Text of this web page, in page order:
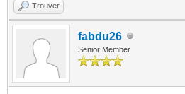
Trouver
fabdu26
Senior Member